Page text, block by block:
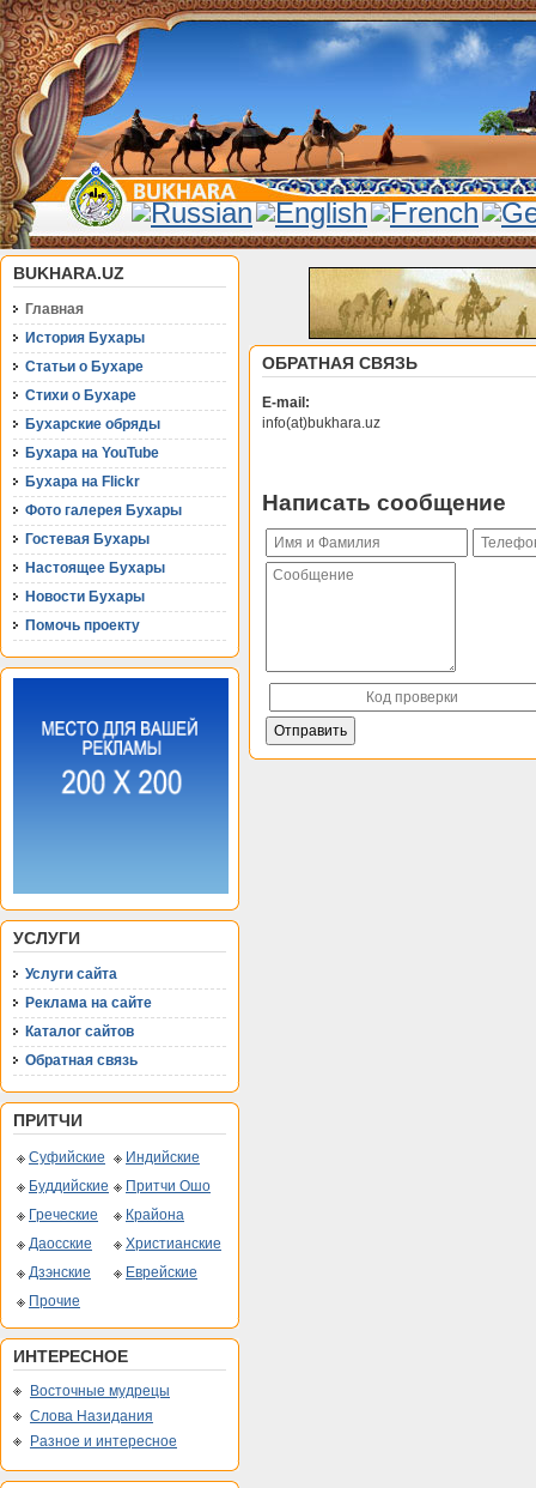
BUKHARA.UZ
Главная
История Бухары
Статьи о Бухаре
Стихи о Бухаре
Бухарские обряды
Бухара на YouTube
Бухара на Flickr
Фото галерея Бухары
Гостевая Бухары
Настоящее Бухары
Новости Бухары
Помочь проекту
УСЛУГИ
Услуги сайта
Реклама на сайте
Каталог сайтов
Обратная связь
ПРИТЧИ
Суфийские
Индийские
Буддийские
Притчи Ошо
Греческие
Крайона
Даосские
Христианские
Дзэнские
Еврейские
Прочие
ИНТЕРЕСНОЕ
Восточные мудрецы
Слова Назидания
Разное и интересное
ОБРАТНАЯ СВЯЗЬ
E-mail:
info(at)bukhara.uz
Написать сообщение